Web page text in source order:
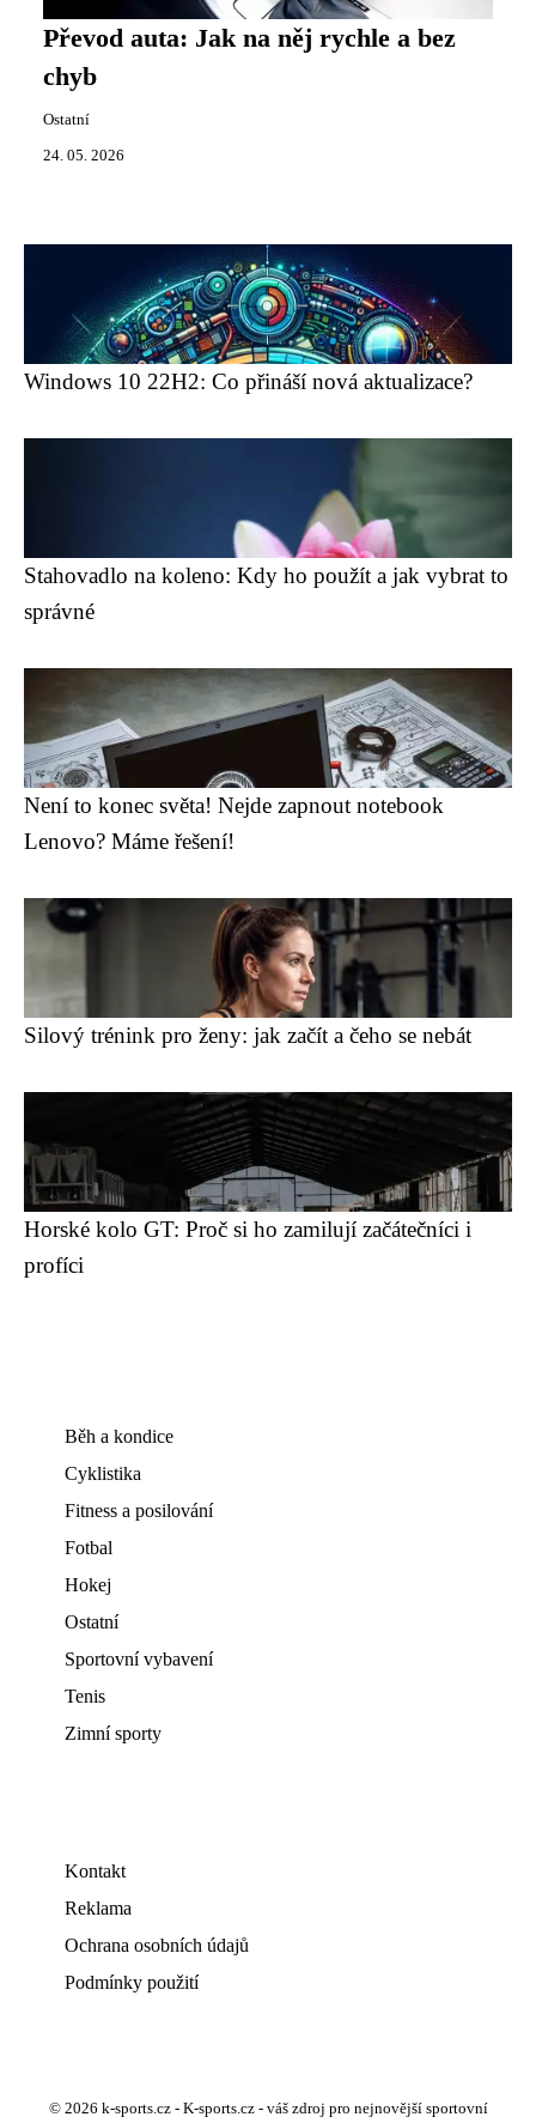
Převod auta: Jak na něj rychle a bez
chyb
Ostatní
24. 05. 2026
Windows 10 22H2: Co přináší nová aktualizace?
Stahovadlo na koleno: Kdy ho použít a jak vybrat to
správné
Není to konec světa! Nejde zapnout notebook
Lenovo? Máme řešení!
Silový trénink pro ženy: jak začít a čeho se nebát
Horské kolo GT: Proč si ho zamilují začátečníci i
profíci
Běh a kondice
Cyklistika
Fitness a posilování
Fotbal
Hokej
Ostatní
Sportovní vybavení
Tenis
Zimní sporty
Kontakt
Reklama
Ochrana osobních údajů
Podmínky použití
© 2026 k-sports.cz - K-sports.cz - váš zdroj pro nejnovější sportovní